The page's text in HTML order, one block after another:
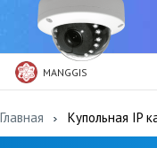
MANGGIS
Главная Купольная IP